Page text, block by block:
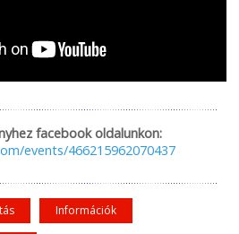
facebook oldalunkon:
events/466215962070437
Információk